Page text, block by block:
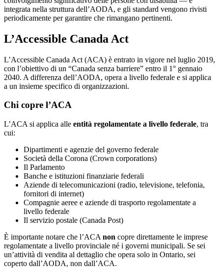
integrata nella struttura dell’AODA, e gli standard vengono rivisti
periodicamente per garantire che rimangano pertinenti.
L’Accessible Canada Act
L’Accessible Canada Act (ACA) è entrato in vigore nel luglio 2019,
con l’obiettivo di un “Canada senza barriere” entro il 1° gennaio
2040. A differenza dell’AODA, opera a livello federale e si applica
a un insieme specifico di organizzazioni.
Chi copre l’ACA
L’ACA si applica alle entità regolamentate a livello federale, tra
cui:
Dipartimenti e agenzie del governo federale
Società della Corona (Crown corporations)
Il Parlamento
Banche e istituzioni finanziarie federali
Aziende di telecomunicazioni (radio, televisione, telefonia,
fornitori di internet)
Compagnie aeree e aziende di trasporto regolamentate a
livello federale
Il servizio postale (Canada Post)
È importante notare che l’ACA non copre direttamente le imprese
regolamentate a livello provinciale né i governi municipali. Se sei
un’attività di vendita al dettaglio che opera solo in Ontario, sei
coperto dall’AODA, non dall’ACA.